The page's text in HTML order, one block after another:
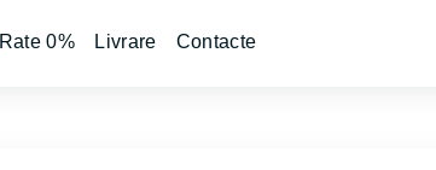
Rate 0% Livrare Contacte